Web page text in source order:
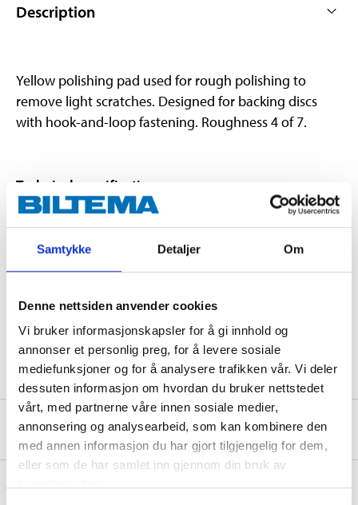
Samtykke Detaljer Om
Denne nettsiden anvender cookies
Vi bruker informasjonskapsler for å gi innhold og
annonser et personlig preg, for å levere sosiale
mediefunksjoner og for å analysere trafikken vår. Vi deler
dessuten informasjon om hvordan du bruker nettstedet
vårt, med partnerne våre innen sosiale medier,
annonsering og analysearbeid, som kan kombinere den
med annen informasjon du har gjort tilgjengelig for dem,
eller som de har samlet inn gjennom din bruk av
Description
Yellow polishing pad used for rough polishing to
remove light scratches. Designed for backing discs
with hook-and-loop fastening. Roughness 4 of 7.
Technical specifications
Fastener
180 mm
Diameter
200 mm
Colour
Yellow
Quantity
2 pcs
About the manufacturer